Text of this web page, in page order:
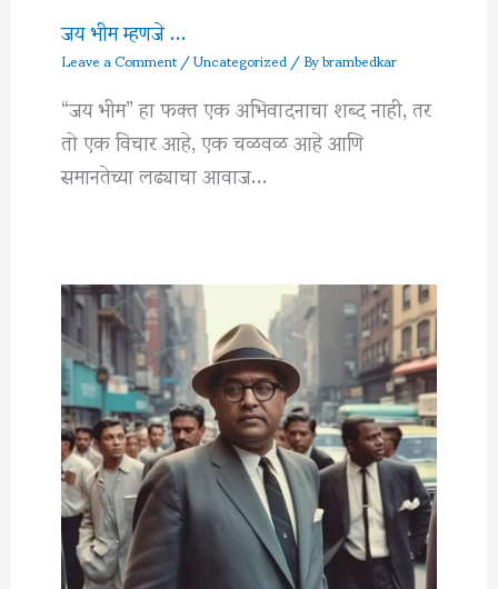
जय भीम म्हणजे …
Leave a Comment/Uncategorized/ Bybrambedkar
“जय भीम” हा फक्त एक अभिवादनाचा शब्द नाही, तर
तो एक विचार आहे, एक चळवळ आहे आणि
समानतेच्या लढ्याचा आवाज…